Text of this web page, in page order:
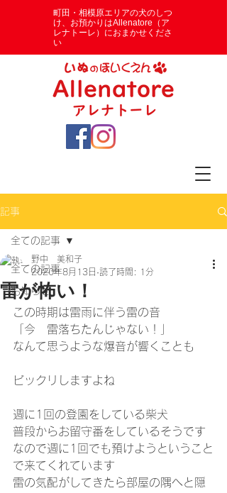
​町田・相模原エリアの犬のしつ
け、お預かりはAllenatore（ア
レナトーレ）におまかせくださ
い
記事
全ての記事
お知らせ
全ての記事
雷が怖い！
野中 美和子
2020年8月13日 読了時間: 1分
この時期は雷雨に伴う雷の音
「今　雷落ちたんじゃない！」
なんて思うような爆音が響くことも
ビックリしますよね
週に1回の登園をしている柴犬
普段からお留守番をしているそうです
なので週に1回でも預けようということ
で来てくれています
雷の気配がしてきたら部屋の隅へと隠